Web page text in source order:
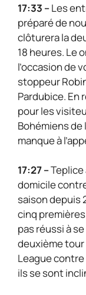
17:33 –Les
préparé de
clôturera la
18 heures. Le
l’occasion de
stoppeur
Pardubice. En
pour les
Bohémiens de
manque à
17:27 –Teplice
domicile
saison depuis
cinq
pas réussi à
deuxième tour
League
ils se sont